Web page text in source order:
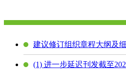
建议修订组织章程大纲及
(1) 进一步延迟刊发截至